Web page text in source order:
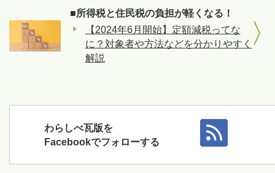
■所得税と住民税の負担が軽くなる！
【2024年6月開始】定額減税ってな
に？対象者や方法などを分かりやすく
解説
わらしべ瓦版を
Facebookでフォローする